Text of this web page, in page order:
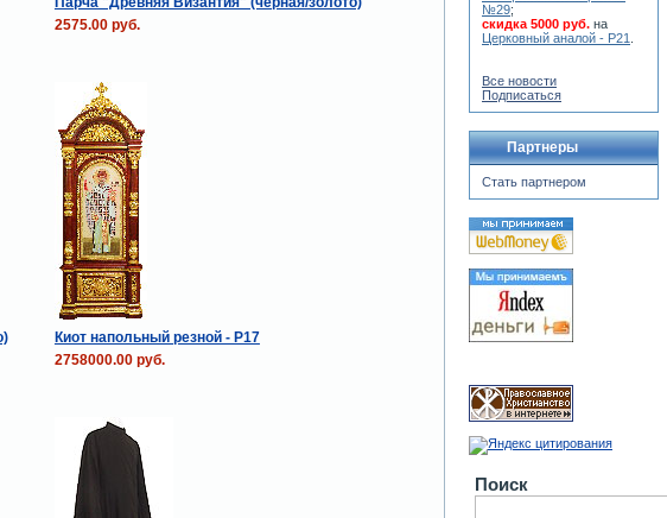
2575.00 руб.
Киот напольный резной - P17
2758000.00 руб.
№29;
скидка 5000 руб. на
Церковный аналой - Р21
Все новости
Подписаться
Партнеры
Стать партнером
Поиск